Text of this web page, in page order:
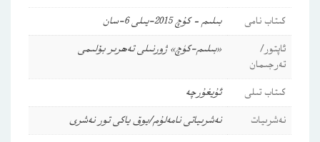
كىتاب نامى
بىلىم – كۇچ 2015-يىلى 6-سان
ئاپتور/
تەرجىمان
«بىلىم-كۈچ» ژورنىلى تەھرىر بۆلىمى
كىتاب تىلى
ئۇيغۇرچە
نەشرىيات
نەشرىياتى نامەلۇم/يوق ياكى تور نەشرى